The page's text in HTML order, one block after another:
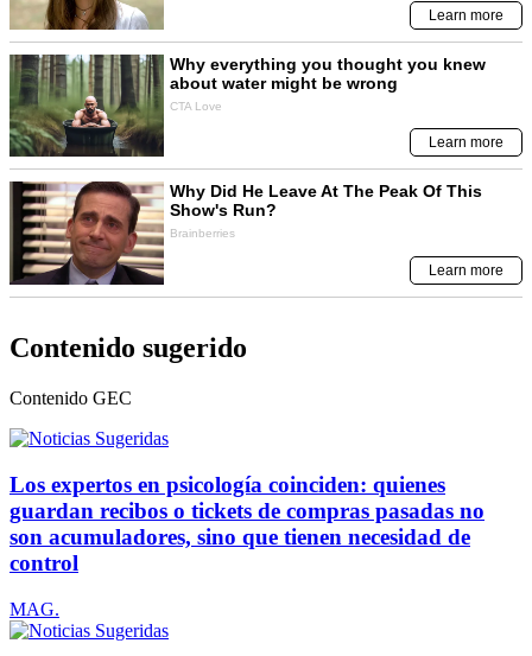
Contenido sugerido
Contenido GEC
Los expertos en psicología coinciden: quienes
guardan recibos o tickets de compras pasadas no
son acumuladores, sino que tienen necesidad de
control
MAG.